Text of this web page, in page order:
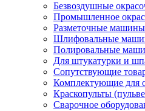
Безвоздушные
Промышленное
Разметочные машины
Шлифовальные
Полировальные
Для штукатурки и
Сопутствующие
Комплектующие для
Краскопульты
Сварочное